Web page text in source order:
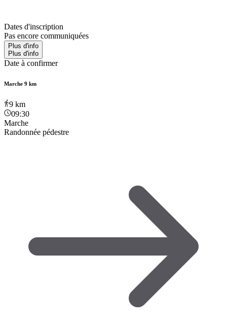
Dates d'inscription
Pas encore communiquées
Plus d'info
Plus d'info
Date à confirmer
Marche 9 km
9 km
09:30
Marche
Randonnée pédestre